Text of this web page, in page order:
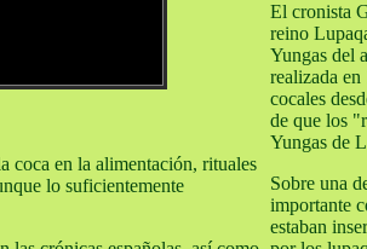
coca en la alimentación, rituales
lo suficientemente
El cronista
reino
Yungas del
realizada
cocales
de que los
Yungas de
Sobre una
importante
estaban